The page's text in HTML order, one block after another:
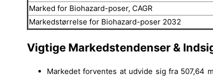
Marked for Biohazard-poser, CAGR
Markedstørrelse for Biohazard-poser 2032
Vigtige Markedstendenser &
Markedet forventes at udvide sig fra 507,64